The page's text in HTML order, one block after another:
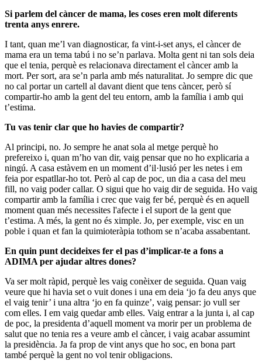
Si parlem del càncer de mama, les coses eren molt diferents
trenta anys enrere.
I tant, quan me’l van diagnosticar, fa vint-i-set anys, el càncer de
mama era un tema tabú i no se’n parlava. Molta gent ni tan sols deia
que el tenia, perquè es relacionava directament el càncer amb la
mort. Per sort, ara se’n parla amb més naturalitat. Jo sempre dic que
no cal portar un cartell al davant dient que tens càncer, però sí
compartir-ho amb la gent del teu entorn, amb la família i amb qui
t’estima.
Tu vas tenir clar que ho havies de compartir?
Al principi, no. Jo sempre he anat sola al metge perquè ho
prefereixo i, quan m’ho van dir, vaig pensar que no ho explicaria a
ningú. A casa estàvem en un moment d’il·lusió per les netes i em
feia por espatllar-ho tot. Però al cap de poc, un dia a casa del meu
fill, no vaig poder callar. O sigui que ho vaig dir de seguida. Ho vaig
compartir amb la família i crec que vaig fer bé, perquè és en aquell
moment quan més necessites l'afecte i el suport de la gent que
t’estima. A més, la gent no és ximple. Jo, per exemple, visc en un
poble i quan et fan la quimioteràpia tothom se n’acaba assabentant.
En quin punt decideixes fer el pas d’implicar-te a fons a
ADIMA per ajudar altres dones?
Va ser molt ràpid, perquè les vaig conèixer de seguida. Quan vaig
veure que hi havia set o vuit dones i una em deia ‘jo fa deu anys que
el vaig tenir’ i una altra ‘jo en fa quinze’, vaig pensar: jo vull ser
com elles. I em vaig quedar amb elles. Vaig entrar a la junta i, al cap
de poc, la presidenta d’aquell moment va morir per un problema de
salut que no tenia res a veure amb el càncer, i vaig acabar assumint
la presidència. Ja fa prop de vint anys que ho soc, en bona part
també perquè la gent no vol tenir obligacions.